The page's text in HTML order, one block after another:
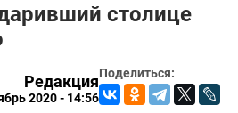
столице
Поделиться:
Редакция
2020 - 14:56